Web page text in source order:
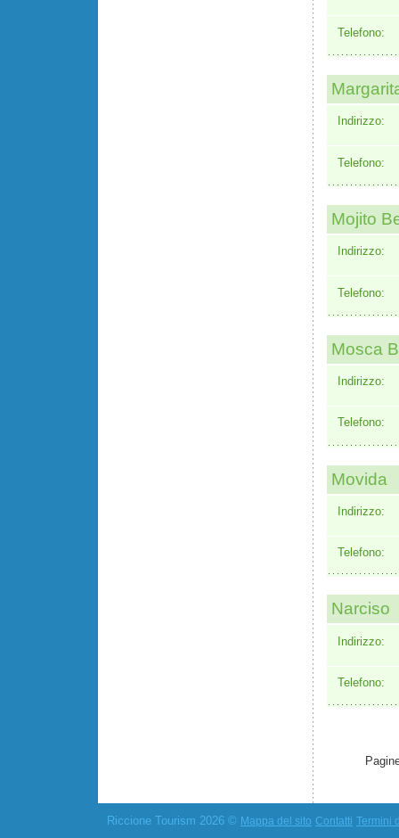
Telefono:
Indirizzo:
Telefono:
Mojito
Indirizzo:
Telefono:
Mosca
Indirizzo:
Telefono:
Movida
Indirizzo:
Telefono:
Narciso
Indirizzo:
Telefono:
Riccione Tourism 2026 © Mappa del sito Contatti Termini